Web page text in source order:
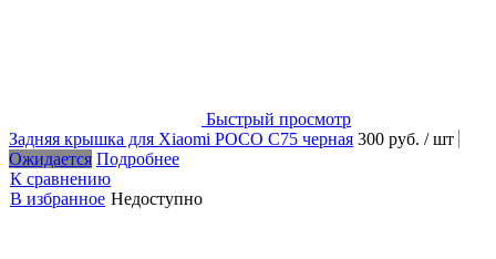
Быстрый просмотр
Задняя крышка для Xiaomi POCO C75 черная 300 руб. / шт
Ожидается Подробнее
К сравнению
В избранное Недоступно